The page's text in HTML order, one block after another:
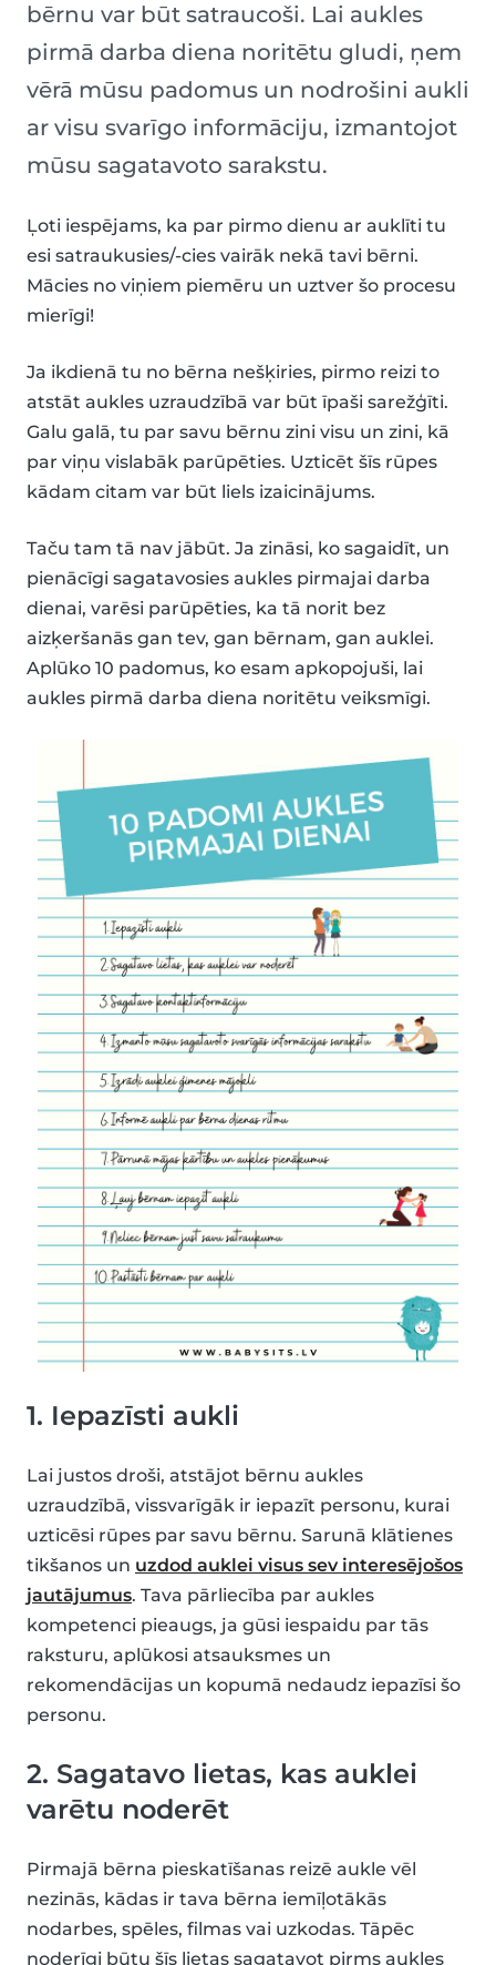
bērnu var būt satraucoši. Lai aukles
pirmā darba diena noritētu gludi, ņem
vērā mūsu padomus un nodrošini aukli
ar visu svarīgo informāciju, izmantojot
mūsu sagatavoto sarakstu.
Ļoti iespējams, ka par pirmo dienu ar auklīti tu
esi satraukusies/-cies vairāk nekā tavi bērni.
Mācies no viņiem piemēru un uztver šo procesu
mierīgi!
Ja ikdienā tu no bērna nešķiries, pirmo reizi to
atstāt aukles uzraudzībā var būt īpaši sarežģīti.
Galu galā, tu par savu bērnu zini visu un zini, kā
par viņu vislabāk parūpēties. Uzticēt šīs rūpes
kādam citam var būt liels izaicinājums.
Taču tam tā nav jābūt. Ja zināsi, ko sagaidīt, un
pienācīgi sagatavosies aukles pirmajai darba
dienai, varēsi parūpēties, ka tā norit bez
aizķeršanās gan tev, gan bērnam, gan auklei.
Aplūko 10 padomus, ko esam apkopojuši, lai
aukles pirmā darba diena noritētu veiksmīgi.
1. Iepazīsti aukli
Lai justos droši, atstājot bērnu aukles
uzraudzībā, vissvarīgāk ir iepazīt personu, kurai
uzticēsi rūpes par savu bērnu. Sarunā klātienes
tikšanos un uzdod auklei visus sev interesējošos
jautājumus. Tava pārliecība par aukles
kompetenci pieaugs, ja gūsi iespaidu par tās
raksturu, aplūkosi atsauksmes un
rekomendācijas un kopumā nedaudz iepazīsi šo
personu.
2. Sagatavo lietas, kas auklei
varētu noderēt
Pirmajā bērna pieskatīšanas reizē aukle vēl
nezinās, kādas ir tava bērna iemīļotākās
nodarbes, spēles, filmas vai uzkodas. Tāpēc
noderīgi būtu šīs lietas sagatavot pirms aukles